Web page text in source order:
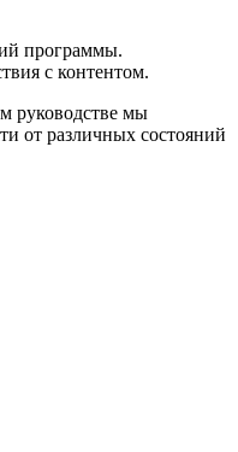
программы.
с контентом.
руководстве мы
от различных состояний